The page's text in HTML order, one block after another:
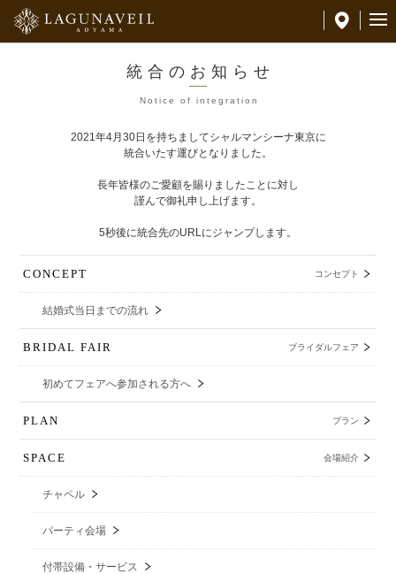
統合のお知らせ
Notice of integration
2021年4月30日を持ちましてシャルマンシーナ東京に
統合いたす運びとなりました。
長年皆様のご愛顧を賜りましたことに対し
謹んで御礼申し上げます。
5秒後に統合先のURLにジャンプします。
CONCEPT コンセプト
結婚式当日までの流れ
BRIDAL FAIR ブライダルフェア
初めてフェアへ参加される方へ
PLAN プラン
SPACE 会場紹介
チャペル
パーティ会場
付帯設備・サービス